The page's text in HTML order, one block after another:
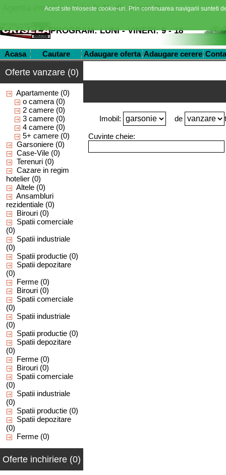
Agentia imobiliara Crisela Media Consult
PROGRAM: LUNI - VINERI: 9 - 18
Acasa Cautare Adaugare oferta Adaugare cerere
Oferte vanzare (0)
Apartamente (0)
o camera (0)
2 camere (0)
3 camere (0)
4 camere (0)
5+ camere (0)
Garsoniere (0)
Case-Vile (0)
Terenuri (0)
Cazare in regim
hotelier (0)
Altele (0)
Ansambluri
rezidentiale (0)
Birouri (0)
Spatii comerciale
(0)
Spatii industriale
(0)
Spatii productie (0)
Spatii depozitare
(0)
Ferme (0)
Birouri (0)
Spatii comerciale
(0)
Spatii industriale
(0)
Spatii productie (0)
Spatii depozitare
(0)
Ferme (0)
Birouri (0)
Spatii comerciale
(0)
Spatii industriale
(0)
Spatii productie (0)
Spatii depozitare
(0)
Ferme (0)
Oferte inchiriere (0)
Imobil: de
Cuvinte cheie:
Acest site foloseste cookie-uri. Prin continuarea navigarii sunteti